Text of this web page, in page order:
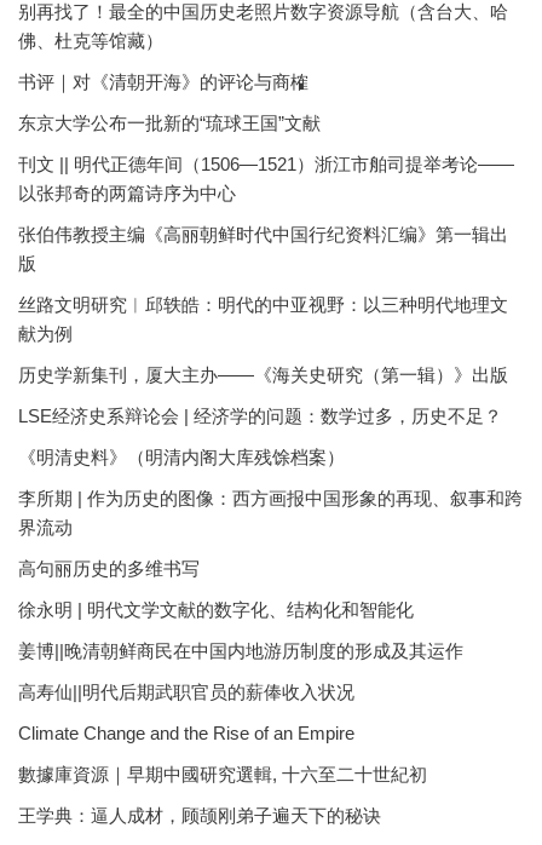
别再找了！最全的中国历史老照片数字资源导航（含台大、哈
佛、杜克等馆藏）
书评｜对《清朝开海》的评论与商榷
东京大学公布一批新的“琉球王国”文献
刊文 || 明代正德年间（1506—1521）浙江市舶司提举考论——
以张邦奇的两篇诗序为中心
张伯伟教授主编《高丽朝鲜时代中国行纪资料汇编》第一辑出
版
丝路文明研究︱邱轶皓：明代的中亚视野：以三种明代地理文
献为例
历史学新集刊，厦大主办——《海关史研究（第一辑）》出版
LSE经济史系辩论会 | 经济学的问题：数学过多，历史不足？
《明清史料》（明清内阁大库残馀档案）
李所期 | 作为历史的图像：西方画报中国形象的再现、叙事和跨
界流动
高句丽历史的多维书写
徐永明 | 明代文学文献的数字化、结构化和智能化
姜博||晚清朝鲜商民在中国内地游历制度的形成及其运作
高寿仙||明代后期武职官员的薪俸收入状况
Climate Change and the Rise of an Empire
數據庫資源｜早期中國研究選輯, 十六至二十世紀初
王学典：逼人成材，顾颉刚弟子遍天下的秘诀